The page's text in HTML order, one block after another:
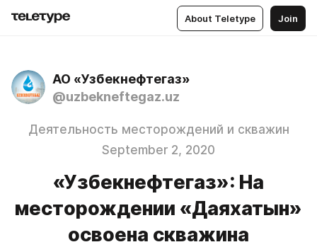
About Teletype Join
АО «Узбекнефтегаз»
@uzbekneftegaz.uz
Деятельность месторождений и скважин
September 2, 2020
«Узбекнефтегаз»: На
месторождении «Даяхатын»
освоена скважина